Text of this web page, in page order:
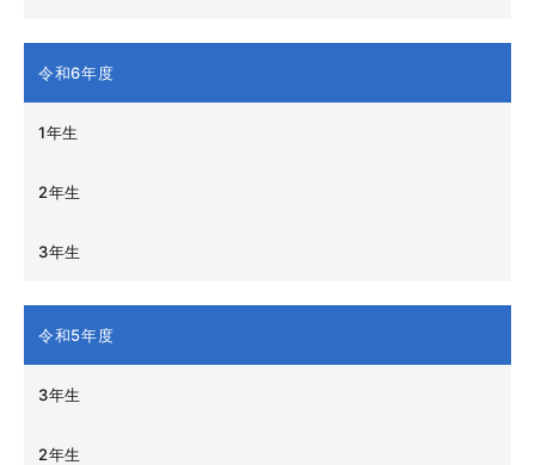
令和6年度
1年生
2年生
3年生
令和5年度
3年生
2年生